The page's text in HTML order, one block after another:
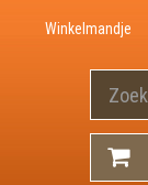
Winkelmandje